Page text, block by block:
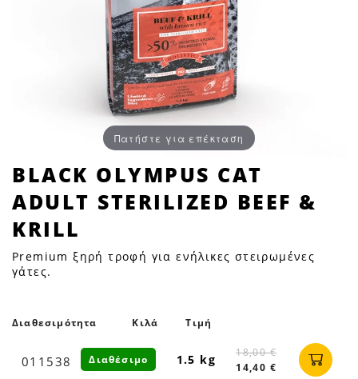
Πατήστε για επέκταση
BLACK
OLYMPUS
CAT
ADULT
STERILIZED
BEEF
&
|
BLACK OLYMPUS CAT
ADULT STERILIZED BEEF &
KRILL
Premium ξηρή τροφή για ενήλικες στειρωμένες
γάτες.
Διαθεσιμότητα Κιλά Τιμή
011538 1.5 kg
18,00 €
14,40 €
Διαθέσιμο